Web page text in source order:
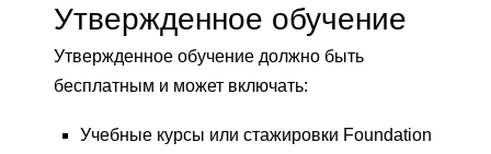
Утвержденное обучение
Утвержденное обучение должно быть
бесплатным и может включать:
Учебные курсы или стажировки Foundation